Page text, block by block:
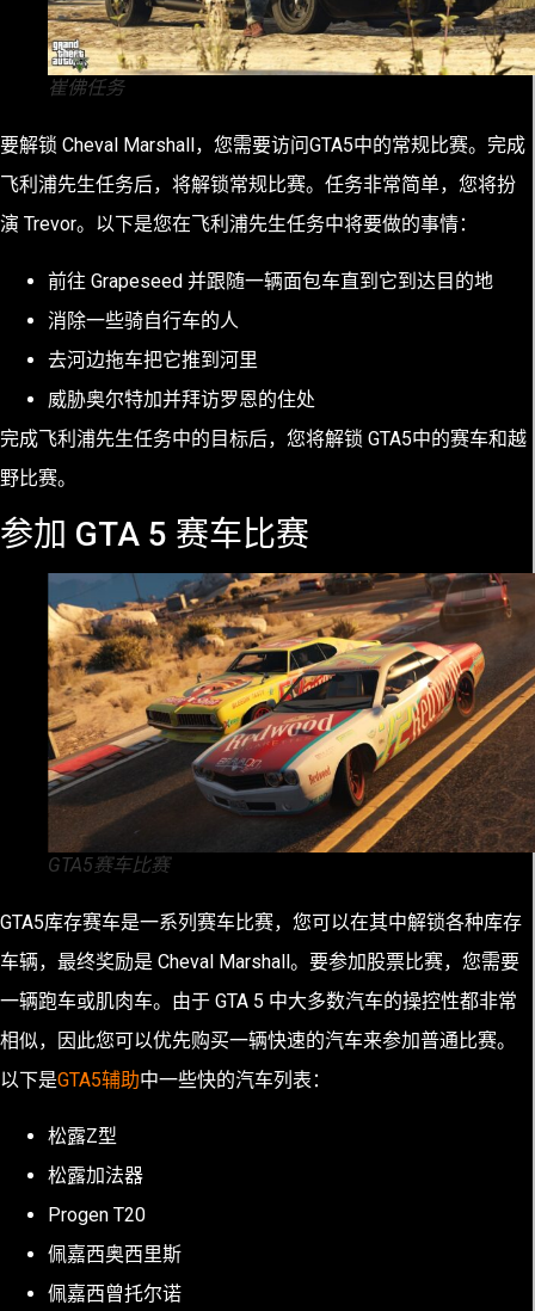
崔佛任务
要解锁 Cheval Marshall，您需要访问GTA5中的常规比赛。完成
飞利浦先生任务后，将解锁常规比赛。任务非常简单，您将扮
演 Trevor。以下是您在飞利浦先生任务中将要做的事情：
前往 Grapeseed 并跟随一辆面包车直到它到达目的地
消除一些骑自行车的人
去河边拖车把它推到河里
威胁奥尔特加并拜访罗恩的住处
完成飞利浦先生任务中的目标后，您将解锁 GTA5中的赛车和越
野比赛。
参加 GTA 5 赛车比赛
GTA5赛车比赛
GTA5库存赛车是一系列赛车比赛，您可以在其中解锁各种库存
车辆，最终奖励是 Cheval Marshall。要参加股票比赛，您需要
一辆跑车或肌肉车。由于 GTA 5 中大多数汽车的操控性都非常
相似，因此您可以优先购买一辆快速的汽车来参加普通比赛。
以下是GTA5辅助中一些快的汽车列表：
松露Z型
松露加法器
Progen T20
佩嘉西奥西里斯
佩嘉西曾托尔诺